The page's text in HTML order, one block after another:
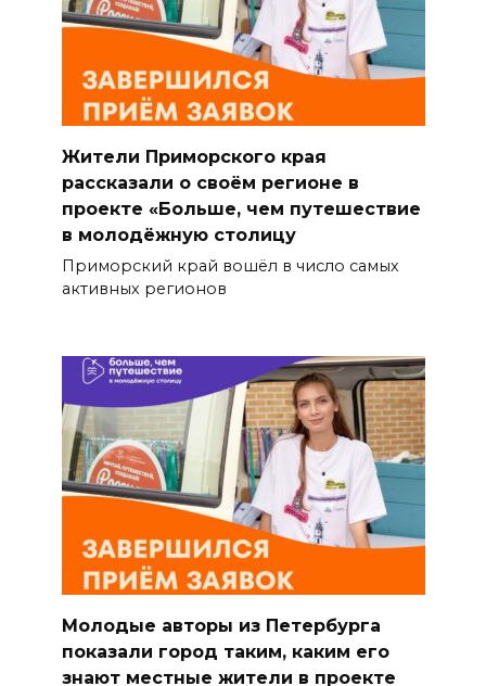
Жители Приморского края
рассказали о своём регионе в
проекте «Больше, чем путешествие
в молодёжную столицу
Приморский край вошёл в число самых
активных регионов
Молодые авторы из Петербурга
показали город таким, каким его
знают местные жители в проекте